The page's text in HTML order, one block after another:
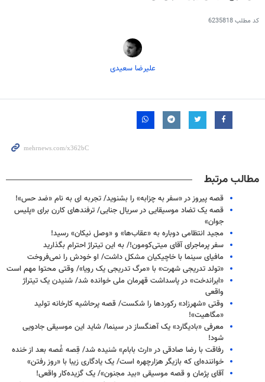
کد مطلب6235818
علیرضا سعیدی
مطالب مرتبط
قصه پیروز در «سفر به چزابه» را بشنوید/ تجربه ای به نام «ضد حس»!
قصه یک تضاد موسیقایی در سریال جنایی/ ترفندهای کارن برای «پلیس
جوان»
مجید انتظامی دوباره به «عقاب‌ها» و «وصل نیکان» رسید!
سفر پرماجرای آقای میتی‌کومون!/ به این تیتراژ احترام بگذارید
مافیای سینما با خاچیکیان مشکل داشت/ او خودش را نمی‌فروخت
«تولد تدریجی شهرت» با «مرگ تدریجی یک رویا»/ وقتی محتوا مهم است
«ایراندخت» در پاسداشت قهرمان ملی خوانده شد/ شنیدن یک تیتراژ
واقعی
وقتی «شهرزاد» رکوردها را شکست/ قصه پرحاشیه کارخانه تولید
«مگاهیت»!
معرفی «بادیگارد» یک آهنگساز در سینما/ شاید این موسیقی جادویی
شود!
رفاقت با رضا صادقی در «ارث بابام» شنیده شد/ قِصه غُصه بعد از خنده
خواننده‌ای که بازیگر هزارچهره است/ یک یادگاری زیبا با «روز رفتن»
آقای پژمان و قصه موسیقی «بید مجنون»/ یک گزیده‌کار واقعی!